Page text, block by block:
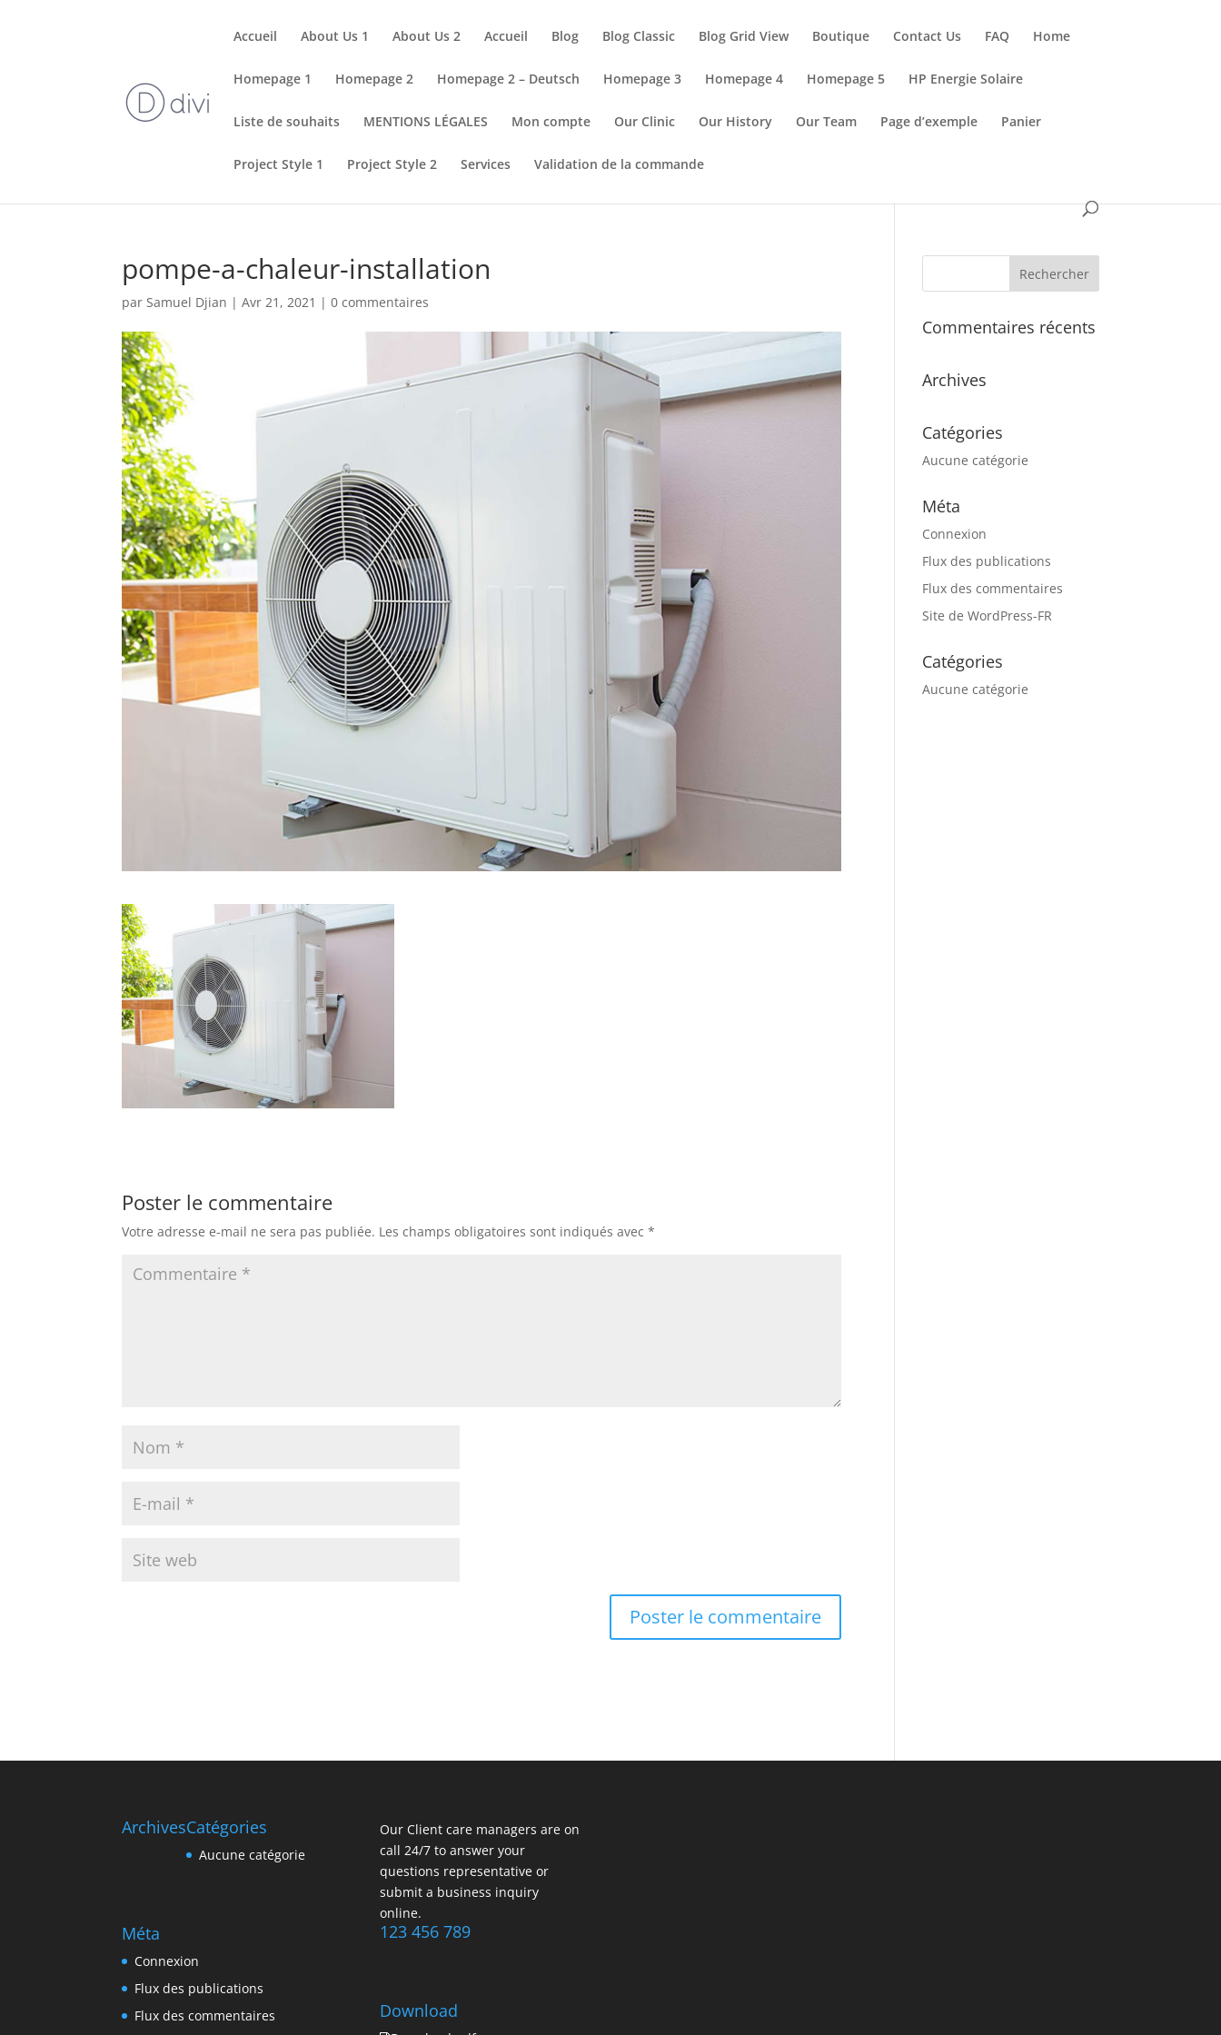
Accueil About Us 1 About Us 2 Accueil Blog Blog Classic Blog Grid View Boutique Contact Us FAQ Home
Homepage 1 Homepage 2 Homepage 2 – Deutsch Homepage 3 Homepage 4 Homepage 5 HP Energie Solaire
Liste de souhaits MENTIONS LÉGALES Mon compte Our Clinic Our History Our Team Page d’exemple Panier
Project Style 1 Project Style 2 Services Validation de la commande
pompe-a-chaleur-installation
parSamuel Djian |Avr 21, 2021 |0 commentaires
Poster le commentaire
Votre adresse e-mail ne sera pas publiée. Les champs obligatoires sont indiqués avec*
Commentaires récents
Archives
Catégories
Aucune catégorie
Méta
Connexion
Flux des publications
Flux des commentaires
Site de WordPress-FR
Catégories
Aucune catégorie
ArchivesCatégories
Aucune catégorie
Méta
Connexion
Flux des publications
Flux des commentaires
Our Client care managers are on
call 24/7 to answer your
questions representative or
submit a business inquiry
online.
123 456 789
Download